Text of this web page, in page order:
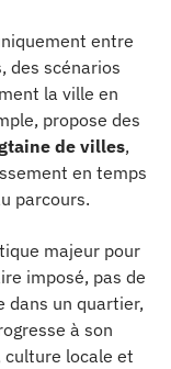
entre
des scénarios
la ville en
propose des
de villes,
en temps
parcours.
majeur pour
imposé, pas de
dans un quartier,
à son
culture locale et